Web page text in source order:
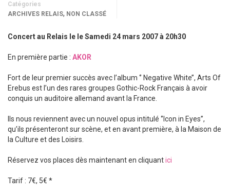
Catégories
ARCHIVES RELAIS, NON CLASSÉ
Concert au Relais le le Samedi 24 mars 2007 à 20h30
En première partie : AKOR
Fort de leur premier succès avec l’album ‘’ Negative White’’, Arts Of
Erebus est l’un des rares groupes Gothic-Rock Français à avoir
conquis un auditoire allemand avant la France.
Ils nous reviennent avec un nouvel opus intitulé ‘’Icon in Eyes’’,
qu’ils présenteront sur scène, et en avant première, à la Maison de
la Culture et des Loisirs.
Réservez vos places dès maintenant en cliquantici
Tarif : 7€, 5€ *